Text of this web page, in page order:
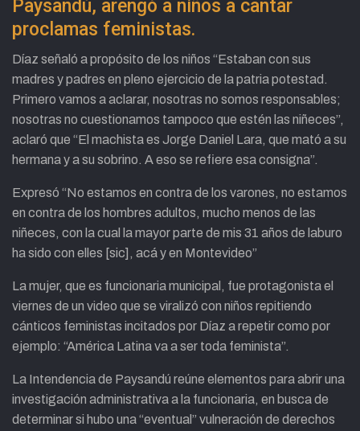
Paysandú, arengó a niños a cantar
proclamas feministas.
Díaz señaló a propósito de los niños “Estaban con sus
madres y padres en pleno ejercicio de la patria potestad.
Primero vamos a aclarar, nosotras no somos responsables;
nosotras no cuestionamos tampoco que estén las niñeces”,
aclaró que “El machista es Jorge Daniel Lara, que mató a su
hermana y a su sobrino. A eso se refiere esa consigna”.
Expresó “No estamos en contra de los varones, no estamos
en contra de los hombres adultos, mucho menos de las
niñeces, con la cual la mayor parte de mis 31 años de laburo
ha sido con elles [sic], acá y en Montevideo”
La mujer, que es funcionaria municipal, fue protagonista el
viernes de un video que se viralizó con niños repitiendo
cánticos feministas incitados por Díaz a repetir como por
ejemplo: “América Latina va a ser toda feminista”.
La Intendencia de Paysandú reúne elementos para abrir una
investigación administrativa a la funcionaria, en busca de
determinar si hubo una “eventual” vulneración de derechos